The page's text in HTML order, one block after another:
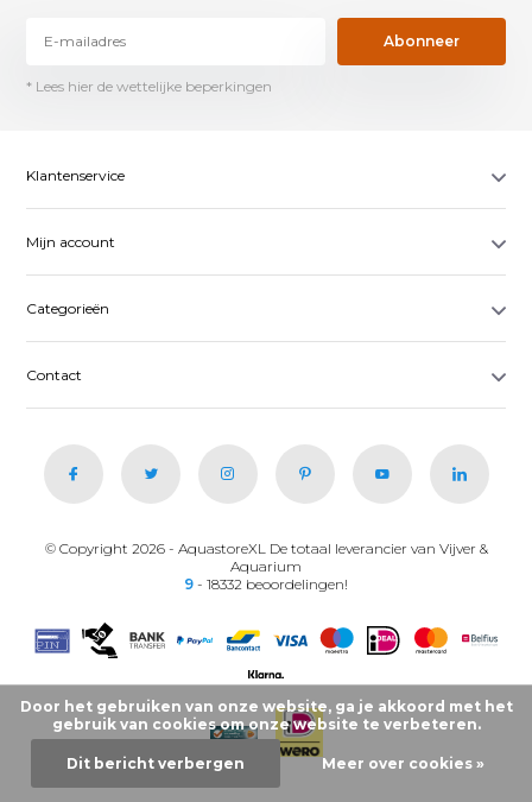
Abonneer
* Lees hier de wettelijke beperkingen
Klantenservice
Mijn account
Categorieën
Contact
© Copyright 2026 - AquastoreXL De totaal leverancier van Vijver &
Aquarium
9 - 18332 beoordelingen!
Door het gebruiken van onze website, ga je akkoord met het
gebruik van cookies om onze website te verbeteren.
Dit bericht verbergen Meer over cookies »